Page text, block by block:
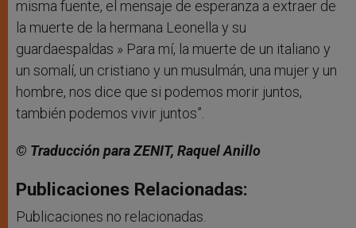
misma fuente, el mensaje de esperanza a extraer de
la muerte de la hermana Leonella y su
guardaespaldas » Para mí, la muerte de un italiano y
un somalí, un cristiano y un musulmán, una mujer y un
hombre, nos dice que si podemos morir juntos,
también podemos vivir juntos”.
© Traducción para ZENIT, Raquel Anillo
Publicaciones Relacionadas:
Publicaciones no relacionadas.